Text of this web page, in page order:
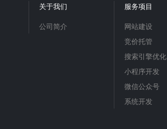
关于我们
公司简介
服务项目
网站建设
竞价托管
搜索引擎优化
小程序开发
微信公众号
系统开发